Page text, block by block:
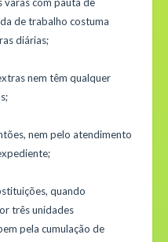
varas com pauta de
de trabalho costuma
diárias;
nem têm qualquer
nem pelo atendimento
quando
três unidades
pela cumulação de